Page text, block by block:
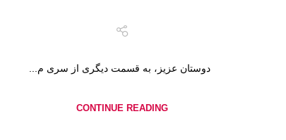
دوستان عزیز، به قسمت دیگری از سری م...
CONTINUE READING